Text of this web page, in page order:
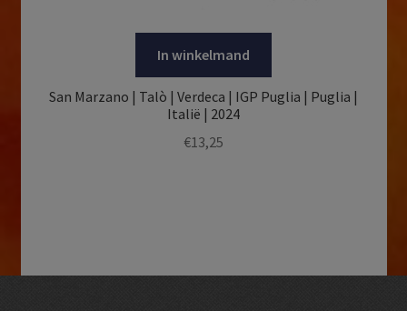
In winkelmand
San Marzano | Talò | Verdeca | IGP Puglia | Puglia |
Italië | 2024
€13,25